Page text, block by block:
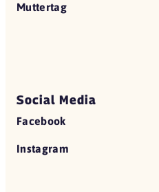
Muttertag
Social Media
Facebook
Instagram